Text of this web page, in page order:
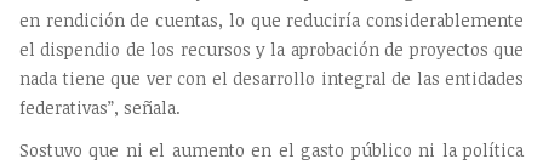
en rendición de cuentas, lo que reduciría considerablemente
el dispendio de los recursos y la aprobación de proyectos que
nada tiene que ver con el desarrollo integral de las entidades
federativas”, señala.
Sostuvo que ni el aumento en el gasto público ni la política